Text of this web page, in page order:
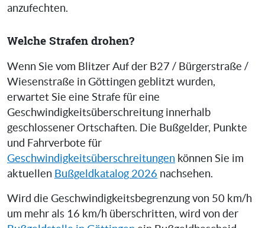
anzufechten.
Welche Strafen drohen?
Wenn Sie vom Blitzer Auf der B27 / Bürgerstraße /
Wiesenstraße in Göttingen geblitzt wurden,
erwartet Sie eine Strafe für eine
Geschwindigkeitsüberschreitung innerhalb
geschlossener Ortschaften. Die Bußgelder, Punkte
und Fahrverbote für
Geschwindigkeitsüberschreitungen können Sie im
aktuellen Bußgeldkatalog 2026 nachsehen.
Wird die Geschwindigkeitsbegrenzung von 50 km/h
um mehr als 16 km/h überschritten, wird von der